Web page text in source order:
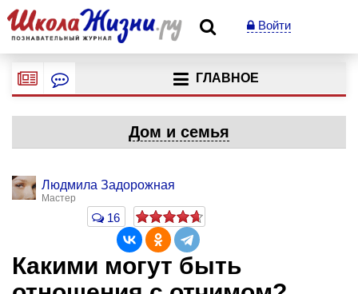
Войти
ГЛАВНОЕ
Дом и семья
Людмила Задорожная
Мастер
16
Какими могут быть